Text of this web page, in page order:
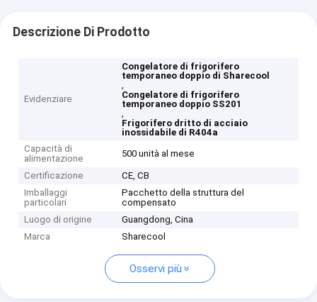
Descrizione Di Prodotto
Evidenziare
Congelatore di frigorifero
temporaneo doppio di Sharecool
,
Congelatore di frigorifero
temporaneo doppio SS201
,
Frigorifero dritto di acciaio
inossidabile di R404a
Capacità di
alimentazione
500 unità al mese
Certificazione
CE, CB
Imballaggi
particolari
Pacchetto della struttura del
compensato
Luogo di origine
Guangdong, Cina
Marca
Sharecool
Osservi più